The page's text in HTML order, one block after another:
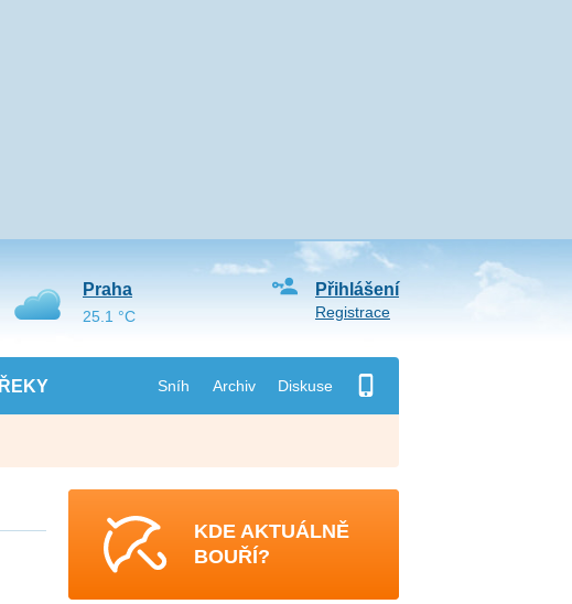
ŘEKY Sníh Archiv Diskuse
Přihlášení
Registrace
Praha
25.1 °C
KDE AKTUÁLNĚ
BOUŘÍ?